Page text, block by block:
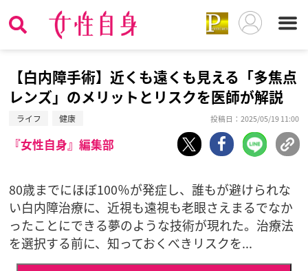
【白内障手術】近くも遠くも見える「多焦点
レンズ」のメリットとリスクを医師が解説
ライフ 健康 投稿日：2025/05/19 11:00
『女性自身』編集部
80歳までにほぼ100％が発症し、誰もが避けられな
い白内障治療に、近視も遠視も老眼さえまるでなか
ったことにできる夢のような技術が現れた。治療法
を選択する前に、知っておくべきリスクを...